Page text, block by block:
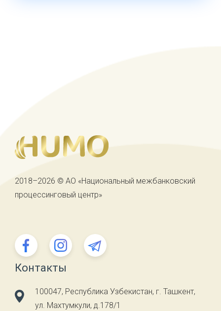
2018–2026 © АО «Национальный межбанковский
процессинговый центр»
Контакты
100047, Республика Узбекистан, г. Ташкент,
ул. Махтумкули, д.178/1